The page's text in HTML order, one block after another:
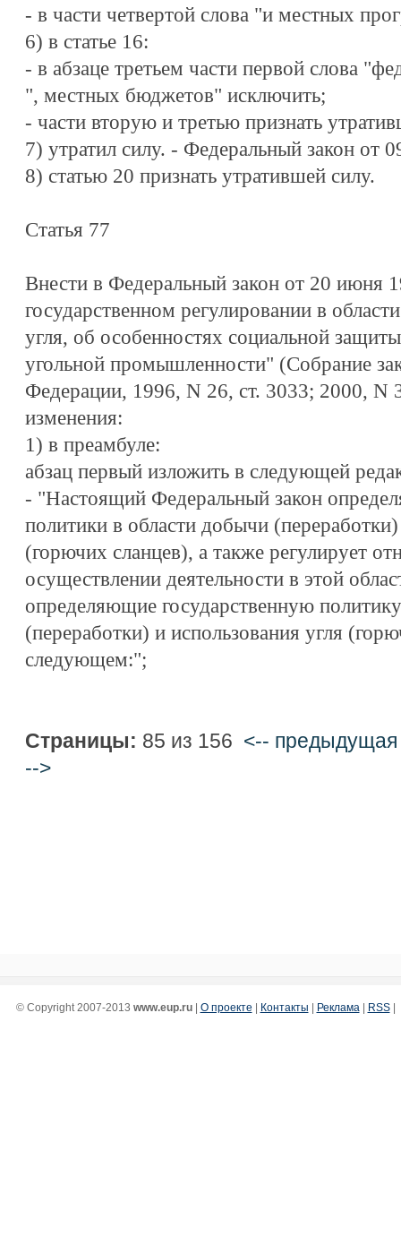
- в части четвертой слова "и местных
6) в статье 16:
- в абзаце третьем части первой слова
", местных бюджетов" исключить;
- части вторую и третью признать
7) утратил силу. - Федеральный закон от
8) статью 20 признать утратившей силу.
Статья 77
Внести в Федеральный закон от 20 июня
государственном регулировании в
угля, об особенностях социальной
угольной промышленности" (Собрание
Федерации, 1996, N 26, ст. 3033; 2000, N
изменения:
1) в преамбуле:
абзац первый изложить в следующей
- "Настоящий Федеральный закон
политики в области добычи
(горючих сланцев), а также регулирует
осуществлении деятельности в этой
определяющие государственную
(переработки) и использования угля
следующем:";
Страницы: 85 из 156 <-- предыдущая
-->
© Copyright 2007-2013 www.eup.ru| О проекте | Контакты | Реклама | RSS|